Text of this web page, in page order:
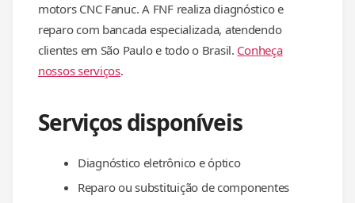
motors CNC Fanuc. A FNF realiza diagnóstico e
reparo com bancada especializada, atendendo
clientes em São Paulo e todo o Brasil. Conheça
nossos serviços.
Serviços disponíveis
Diagnóstico eletrônico e óptico
Reparo ou substituição de componentes